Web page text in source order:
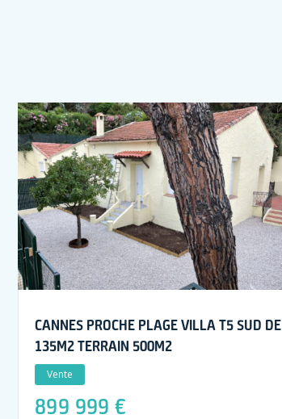
CANNES PROCHE PLAGE VILLA T5 SUD DE
135M2 TERRAIN 500M2
Vente
899 999 €